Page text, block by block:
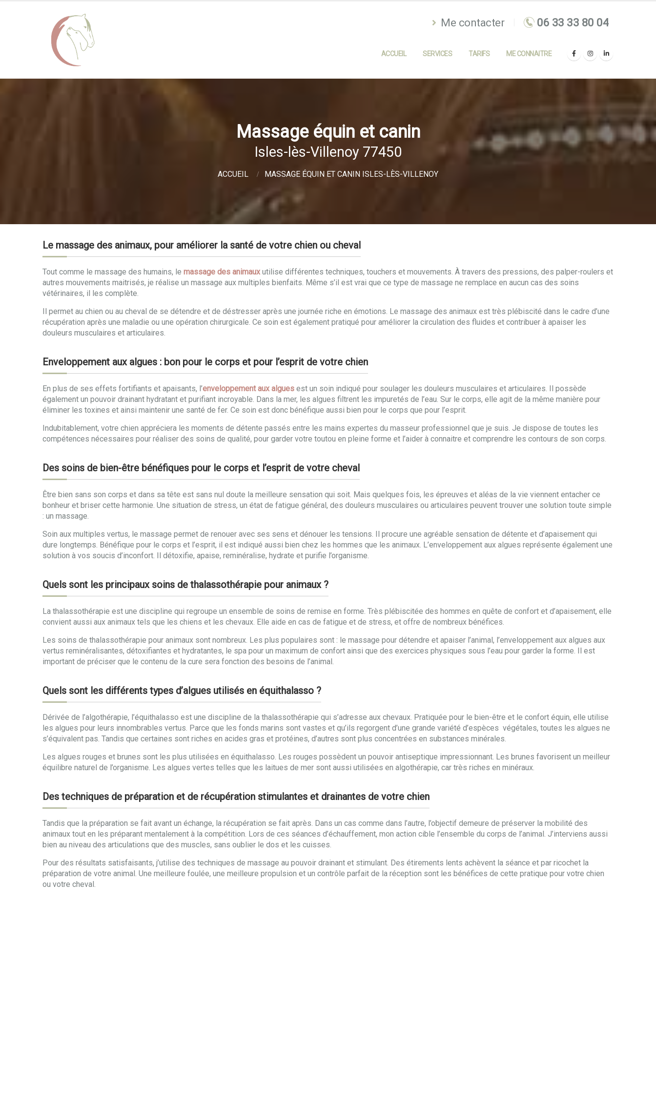
Me contacter
ACCUEIL SERVICES TARIFS ME CONNAITRE
Massage équin et canin
Isles-lès-Villenoy 77450
ACCUEIL MASSAGE ÉQUIN ET CANIN ISLES-LÈS-VILLENOY
Le massage des animaux, pour améliorer la santé de votre chien ou cheval
Tout comme le massage des humains, le massage des animauxutilise différentes techniques, touchers et mouvements. À travers des pressions, des palper-roulers et
autres mouvements maitrisés, je réalise un massage aux multiples bienfaits. Même s’il est vrai que ce type de massage ne remplace en aucun cas des soins
vétérinaires, il les complète.
Il permet au chien ou au cheval de se détendre et de déstresser après une journée riche en émotions. Le massage des animaux est très plébiscité dans le cadre d’une
récupération après une maladie ou une opération chirurgicale. Ce soin est également pratiqué pour améliorer la circulation des fluides et contribuer à apaiser les
douleurs musculaires et articulaires.
Enveloppement aux algues : bon pour le corps et pour l’esprit de votre chien
En plus de ses effets fortifiants et apaisants, l’enveloppement aux algues est un soin indiqué pour soulager les douleurs musculaires et articulaires. Il possède
également un pouvoir drainant hydratant et purifiant incroyable. Dans la mer, les algues filtrent les impuretés de l’eau. Sur le corps, elle agit de la même manière pour
éliminer les toxines et ainsi maintenir une santé de fer. Ce soin est donc bénéfique aussi bien pour le corps que pour l’esprit.
Indubitablement, votre chien appréciera les moments de détente passés entre les mains expertes du masseur professionnel que je suis. Je dispose de toutes les
compétences nécessaires pour réaliser des soins de qualité, pour garder votre toutou en pleine forme et l’aider à connaitre et comprendre les contours de son corps.
Des soins de bien-être bénéfiques pour le corps et l’esprit de votre cheval
Être bien sans son corps et dans sa tête est sans nul doute la meilleure sensation qui soit. Mais quelques fois, les épreuves et aléas de la vie viennent entacher ce
bonheur et briser cette harmonie. Une situation de stress, un état de fatigue général, des douleurs musculaires ou articulaires peuvent trouver une solution toute simple
: un massage.
Soin aux multiples vertus, le massage permet de renouer avec ses sens et dénouer les tensions. Il procure une agréable sensation de détente et d’apaisement qui
dure longtemps. Bénéfique pour le corps et l’esprit, il est indiqué aussi bien chez les hommes que les animaux. L’enveloppement aux algues représente également une
solution à vos soucis d’inconfort. Il détoxifie, apaise, reminéralise, hydrate et purifie l’organisme.
Quels sont les principaux soins de thalassothérapie pour animaux ?
La thalassothérapie est une discipline qui regroupe un ensemble de soins de remise en forme. Très plébiscitée des hommes en quête de confort et d’apaisement, elle
convient aussi aux animaux tels que les chiens et les chevaux. Elle aide en cas de fatigue et de stress, et offre de nombreux bénéfices.
Les soins de thalassothérapie pour animaux sont nombreux. Les plus populaires sont : le massage pour détendre et apaiser l’animal, l’enveloppement aux algues aux
vertus reminéralisantes, détoxifiantes et hydratantes, le spa pour un maximum de confort ainsi que des exercices physiques sous l’eau pour garder la forme. Il est
important de préciser que le contenu de la cure sera fonction des besoins de l’animal.
Quels sont les différents types d’algues utilisés en équithalasso ?
Dérivée de l’algothérapie, l’équithalasso est une discipline de la thalassothérapie qui s’adresse aux chevaux. Pratiquée pour le bien-être et le confort équin, elle utilise
les algues pour leurs innombrables vertus. Parce que les fonds marins sont vastes et qu’ils regorgent d’une grande variété d’espèces végétales, toutes les algues ne
s’équivalent pas. Tandis que certaines sont riches en acides gras et protéines, d’autres sont plus concentrées en substances minérales.
Les algues rouges et brunes sont les plus utilisées en équithalasso. Les rouges possèdent un pouvoir antiseptique impressionnant. Les brunes favorisent un meilleur
équilibre naturel de l’organisme. Les algues vertes telles que les laitues de mer sont aussi utilisées en algothérapie, car très riches en minéraux.
Des techniques de préparation et de récupération stimulantes et drainantes de votre chien
Tandis que la préparation se fait avant un échange, la récupération se fait après. Dans un cas comme dans l’autre, l’objectif demeure de préserver la mobilité des
animaux tout en les préparant mentalement à la compétition. Lors de ces séances d’échauffement, mon action cible l’ensemble du corps de l’animal. J’interviens aussi
bien au niveau des articulations que des muscles, sans oublier le dos et les cuisses.
Pour des résultats satisfaisants, j’utilise des techniques de massage au pouvoir drainant et stimulant. Des étirements lents achèvent la séance et par ricochet la
préparation de votre animal. Une meilleure foulée, une meilleure propulsion et un contrôle parfait de la réception sont les bénéfices de cette pratique pour votre chien
ou votre cheval.